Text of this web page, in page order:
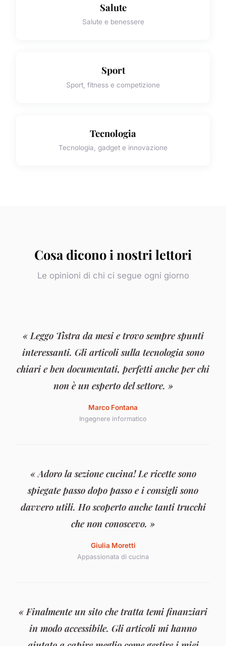
Salute
Salute e benessere
Sport
Sport, fitness e competizione
Tecnologia
Tecnologia, gadget e innovazione
Cosa dicono i nostri lettori
Le opinioni di chi ci segue ogni giorno
« Leggo Tistra da mesi e trovo sempre spunti
interessanti. Gli articoli sulla tecnologia sono
chiari e ben documentati, perfetti anche per chi
non è un esperto del settore. »
Marco Fontana
Ingegnere informatico
« Adoro la sezione cucina! Le ricette sono
spiegate passo dopo passo e i consigli sono
davvero utili. Ho scoperto anche tanti trucchi
che non conoscevo. »
Giulia Moretti
Appassionata di cucina
« Finalmente un sito che tratta temi finanziari
in modo accessibile. Gli articoli mi hanno